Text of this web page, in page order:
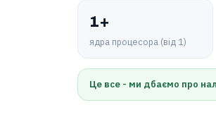
1+
ядра процесора (від 1)
Це все - ми дбаємо про